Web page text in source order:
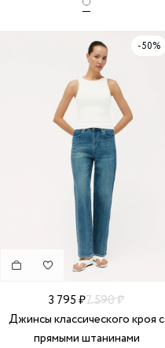
3 795 ₽7 590 ₽
Джинсы классического кроя с
прямыми штанинами
-50%